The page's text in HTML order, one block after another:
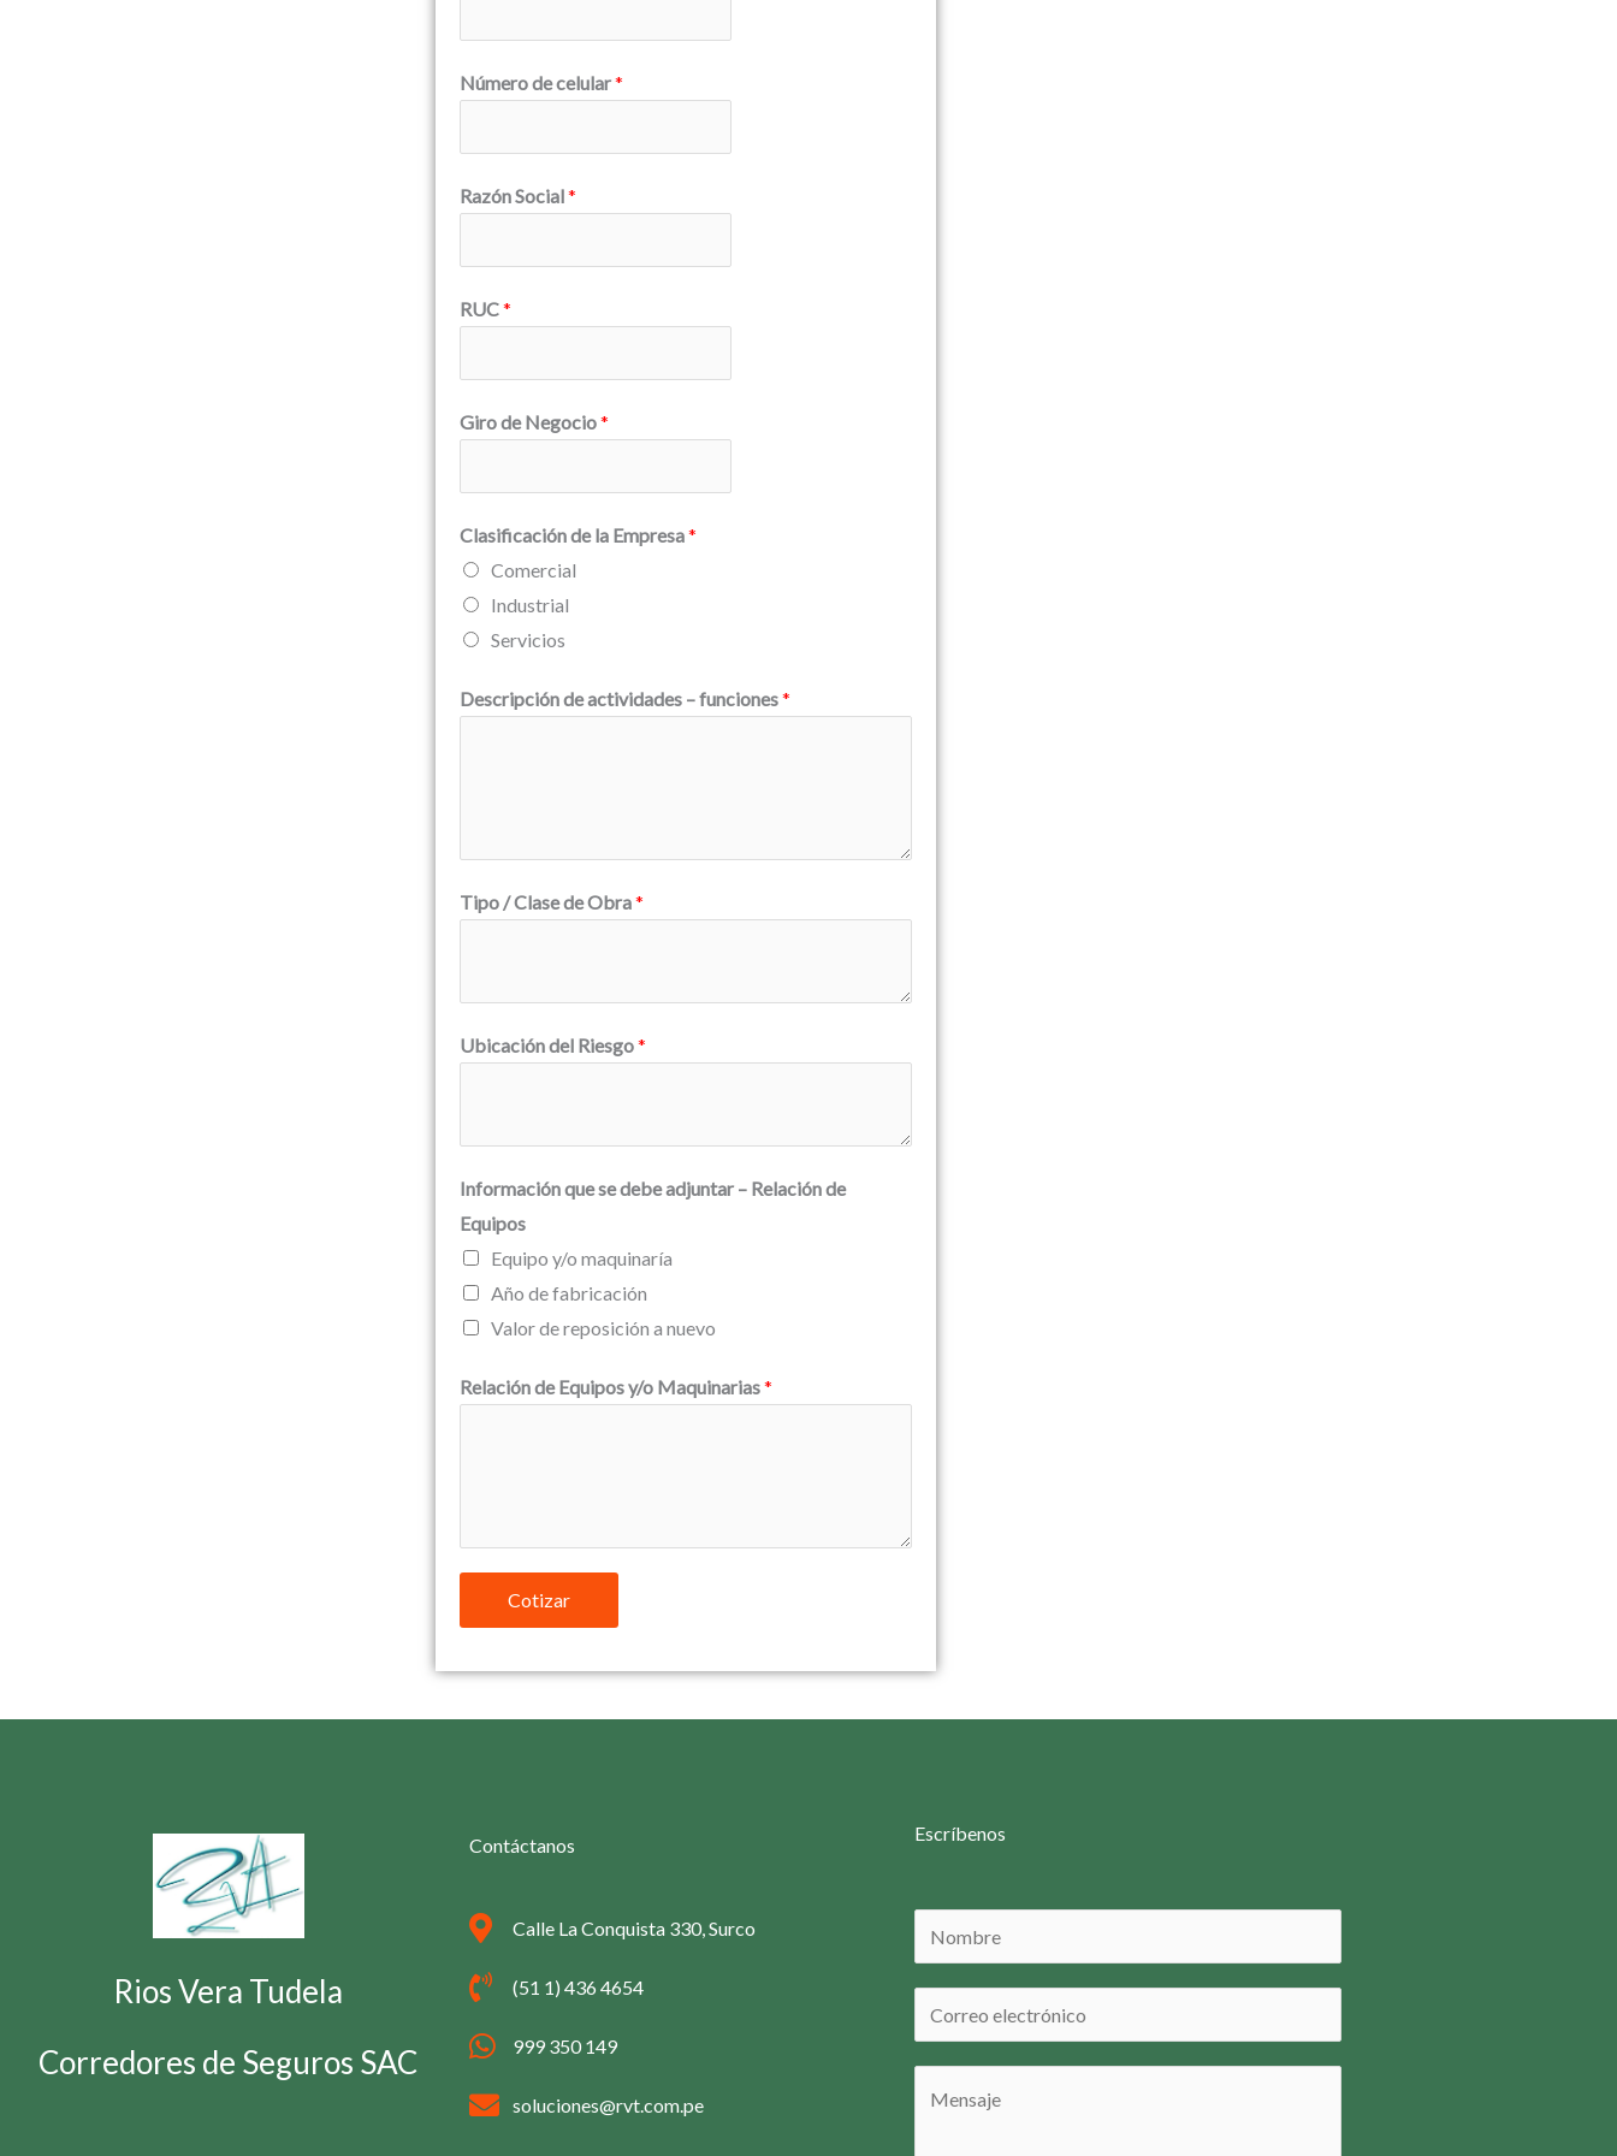
Número de celular*
Razón Social*
RUC*
Giro de Negocio*
Clasificación de la Empresa*
Comercial
Industrial
Servicios
Descripción de actividades – funciones*
Tipo / Clase de Obra*
Ubicación del Riesgo*
Información que se debe adjuntar – Relación de
Equipos
Equipo y/o maquinaría
Año de fabricación
Valor de reposición a nuevo
Relación de Equipos y/o Maquinarias*
Cotizar
Rios Vera Tudela
Corredores de Seguros SAC
Contáctanos
Calle La Conquista 330, Surco
(51 1) 436 4654
999 350 149
soluciones@rvt.com.pe
Escríbenos
o
m
r
o
r